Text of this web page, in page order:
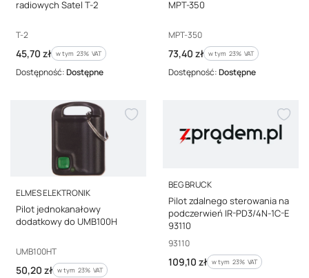
radiowych Satel T-2
Kod producenta
T-2
Cena brutto
45,70 zł w tym %s VAT
w tym 23% VAT
Dostępność:Dostępne
MPT-350
Kod producenta
MPT-350
Cena brutto
73,40 zł w tym %s VAT
w tym 23% VAT
Dostępność:Dostępne
PRODUCENT
ELMES ELEKTRONIK
Pilot jednokanałowy
dodatkowy do UMB100H
Kod producenta
UMB100HT
Cena brutto
50,20 zł w tym %s VAT
w tym 23% VAT
PRODUCENT
BEG BRUCK
Pilot zdalnego sterowania na
podczerwień IR-PD3/4N-1C-E
93110
Kod producenta
93110
Cena brutto
109,10 zł w tym %s VAT
w tym 23% VAT